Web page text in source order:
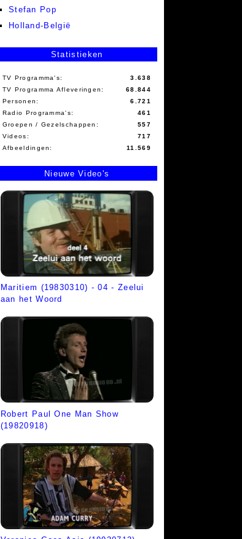
Stefan Pop
Holland-België
Statistieken
TV Programma's:
3.638
TV Programma Afleveringen:
68.844
Personen:
6.721
Radio Programma's:
461
Groepen / Gezelschappen:
557
Videos:
717
Afbeeldingen:
11.569
Nieuwe Video's
Maritiem (19830310) - 04 - Zeelui
aan het Woord
Robert Paul One Man Show
(19820918)